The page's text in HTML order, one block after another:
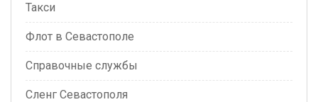
Такси
Флот в Севастополе
Справочные службы
Сленг Севастополя